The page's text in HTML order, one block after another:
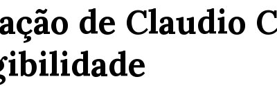
de Claudio